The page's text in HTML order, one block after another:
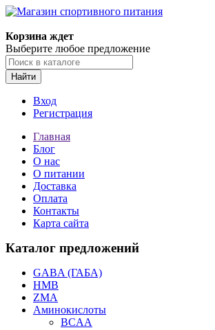
Корзина ждет
Выберите любое предложение
Найти
Вход
Регистрация
Главная
Блог
О нас
О питании
Доставка
Оплата
Контакты
Карта сайта
Каталог предложений
GABA (ГАБА)
HMB
ZMA
Аминокислоты
BCAA